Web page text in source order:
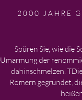
2000 JAHRE
Spüren Sie, wie die
Umarmung der
dahinschmelzen. T
Römern gegründet,